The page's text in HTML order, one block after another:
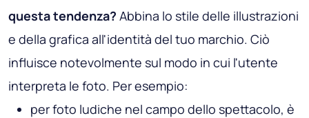
questa tendenza? Abbina lo stile delle illustrazioni
e della grafica all'identità del tuo marchio. Ciò
influisce notevolmente sul modo in cui l'utente
interpreta le foto. Per esempio:
per foto ludiche nel campo dello spettacolo, è